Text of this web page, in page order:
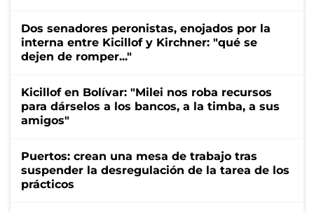
Dos senadores peronistas, enojados por la
interna entre Kicillof y Kirchner: "qué se
dejen de romper..."
Kicillof en Bolívar: "Milei nos roba recursos
para dárselos a los bancos, a la timba, a sus
amigos"
Puertos: crean una mesa de trabajo tras
suspender la desregulación de la tarea de los
prácticos